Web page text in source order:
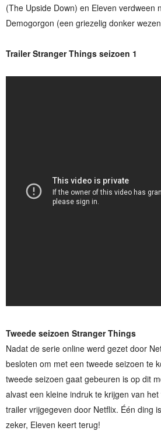
(The Upside Down) en Eleven verdween
Demogorgon (een griezelig donker
Trailer Stranger Things seizoen 1
Tweede seizoen Stranger Things
Nadat de serie online werd gezet door
besloten om met een tweede seizoen te
tweede seizoen gaat gebeuren is op dit
alvast een kleine indruk te krijgen van
trailer vrijgegeven door Netflix. Één ding
zeker, Eleven keert terug!